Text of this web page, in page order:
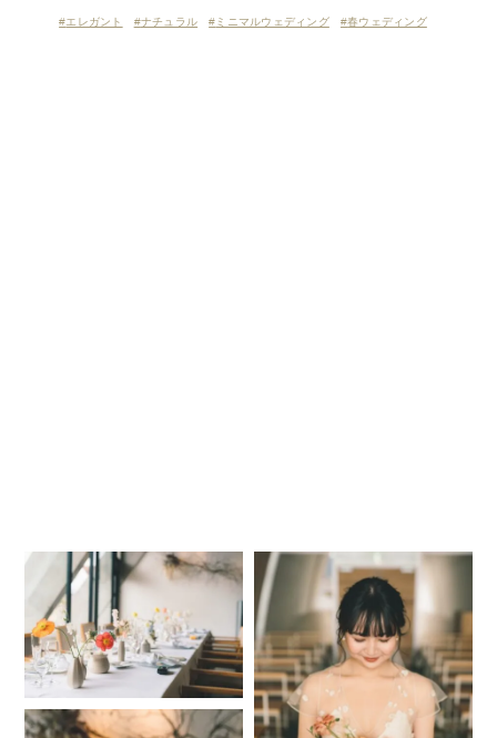
エレガント ナチュラル ミニマルウェディング 春ウェディング